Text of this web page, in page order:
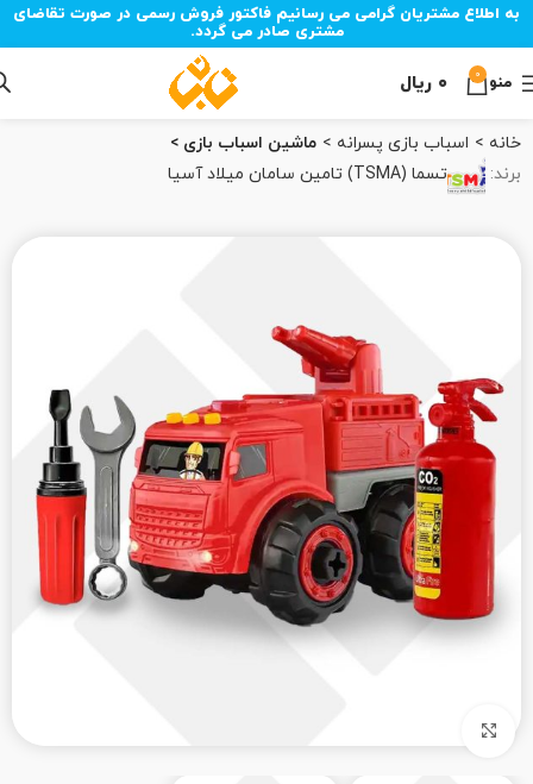
به اطلاع مشتریان گرامی می رسانیم فاکتور فروش رسمی در صورت تقاضای
مشتری صادر می گردد.
منو 0 ۰ ریال
خانه اسباب بازی پسرانه
ماشین اسباب بازی
برند:
تسما (TSMA) تامین سامان میلاد آسیا